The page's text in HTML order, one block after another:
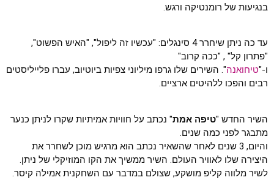
בנגיעות של רומנטיקה ורגש.
עד כה ניתן שיחרר 4 סינגלים: "עכשיו זה ליפול", "האיש הפשוט",
"פתרון קל" , "ככה קרוב"
ו-"טיחואנה". השירים שלו גרפו מיליוני צפיות ביוטיוב, עברו פלייליסטים
רבים והפכו ללהיטים ארציים.
השיר החדש "טיפה אמת" נכתב על חוויות אמיתיות שקרו לניתן כנער
מתבגר לפני כמה שנים.
והיום, 3 שנים לאחר שהשאיר נכתב הוא מרגיש מוכן לשחרר את
היצירה שלו לאוויר העולם. השיר ממשיך את הקו המוזיקלי של ניתן.
לשיר מלווה קליפ מושקע, שצולם במדבר עם השחקנית אמילה קיסר.